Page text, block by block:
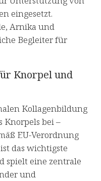
eingesetzt.
Arnika und
Begleiter für
Knorpel und
Kollagenbildung
Knorpels bei –
EU-Verordnung
das wichtigste
spielt eine zentrale
und